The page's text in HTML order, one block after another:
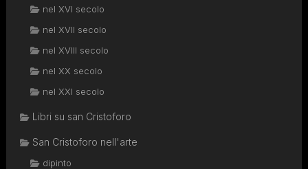
nel XVI secolo
nel XVII secolo
nel XVIII secolo
nel XX secolo
nel XXI secolo
Libri su san Cristoforo
San Cristoforo nell'arte
dipinto